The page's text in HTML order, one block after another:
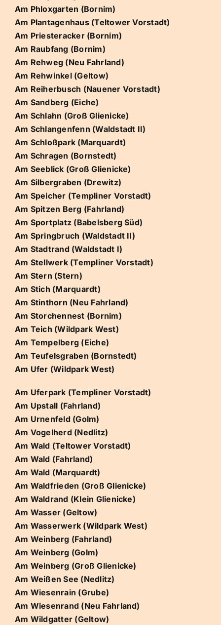
Am Phloxgarten (Bornim)
Am Plantagenhaus (Teltower Vorstadt)
Am Priesteracker (Bornim)
Am Raubfang (Bornim)
Am Rehweg (Neu Fahrland)
Am Rehwinkel (Geltow)
Am Reiherbusch (Nauener Vorstadt)
Am Sandberg (Eiche)
Am Schlahn (Groß Glienicke)
Am Schlangenfenn (Waldstadt II)
Am Schloßpark (Marquardt)
Am Schragen (Bornstedt)
Am Seeblick (Groß Glienicke)
Am Silbergraben (Drewitz)
Am Speicher (Templiner Vorstadt)
Am Spitzen Berg (Fahrland)
Am Sportplatz (Babelsberg Süd)
Am Springbruch (Waldstadt II)
Am Stadtrand (Waldstadt I)
Am Stellwerk (Templiner Vorstadt)
Am Stern (Stern)
Am Stich (Marquardt)
Am Stinthorn (Neu Fahrland)
Am Storchennest (Bornim)
Am Teich (Wildpark West)
Am Tempelberg (Eiche)
Am Teufelsgraben (Bornstedt)
Am Ufer (Wildpark West)
Am Uferpark (Templiner Vorstadt)
Am Upstall (Fahrland)
Am Urnenfeld (Golm)
Am Vogelherd (Nedlitz)
Am Wald (Teltower Vorstadt)
Am Wald (Fahrland)
Am Wald (Marquardt)
Am Waldfrieden (Groß Glienicke)
Am Waldrand (Klein Glienicke)
Am Wasser (Geltow)
Am Wasserwerk (Wildpark West)
Am Weinberg (Fahrland)
Am Weinberg (Golm)
Am Weinberg (Groß Glienicke)
Am Weißen See (Nedlitz)
Am Wiesenrain (Grube)
Am Wiesenrand (Neu Fahrland)
Am Wildgatter (Geltow)